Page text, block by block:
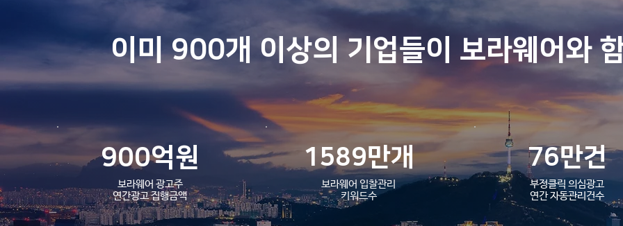
26년 6월 보라웨어 솔루션 업데
이트 안내
26년 5월 보라웨어 솔루션 업데
이트 안내
26
이트
이미 900개 이상의 기업들이 보라웨어와
900억원
보라웨어 광고주
​연간광고 집행금액
1589만개
보라웨어 입찰관리
​키워드수
76만건
부정클릭 의심광고
​연간 자동관리건수